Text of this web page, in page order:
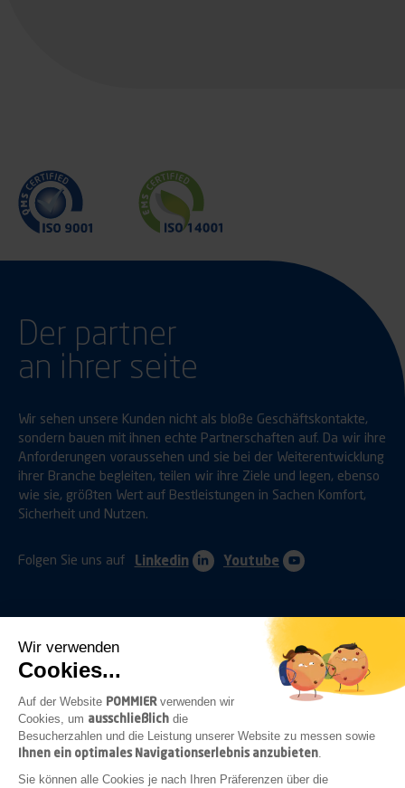
Wir verwenden
Cookies...
Auf der Website POMMIER verwenden wir
Cookies, um ausschließlich die
Besucherzahlen und die Leistung unserer Website zu messen sowie
Ihnen ein optimales Navigationserlebnis anzubieten.
Sie können alle Cookies je nach Ihren Präferenzen über die
Der partner
an ihrer seite
Wir sehen unsere Kunden nicht als bloße Geschäftskontakte,
sondern bauen mit ihnen echte Partnerschaften auf. Da wir ihre
Anforderungen voraussehen und sie bei der Weiterentwicklung
ihrer Branche begleiten, teilen wir ihre Ziele und legen, ebenso
wie sie, größten Wert auf Bestleistungen in Sachen Komfort,
Sicherheit und Nutzen.
Folgen Sie uns auf Linkedin Youtube
SCHUTZVORRICHTUNGEN